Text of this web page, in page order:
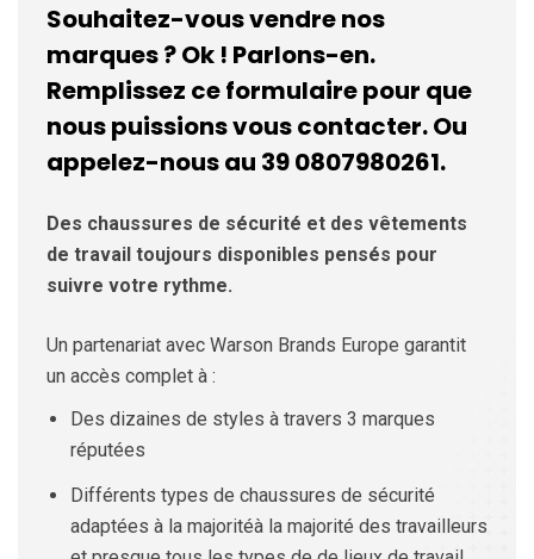
Souhaitez-vous vendre nos
marques ? Ok ! Parlons-en.
Remplissez ce formulaire pour que
nous puissions vous contacter. Ou
appelez-nous au 39 0807980261.
Des chaussures de sécurité et des vêtements
de travail toujours disponibles pensés pour
suivre votre rythme.
Un partenariat avec Warson Brands Europe garantit
un accès complet à :
Des dizaines de styles à travers 3 marques
réputées
Différents types de chaussures de sécurité
adaptées à la majoritéà la majorité des travailleurs